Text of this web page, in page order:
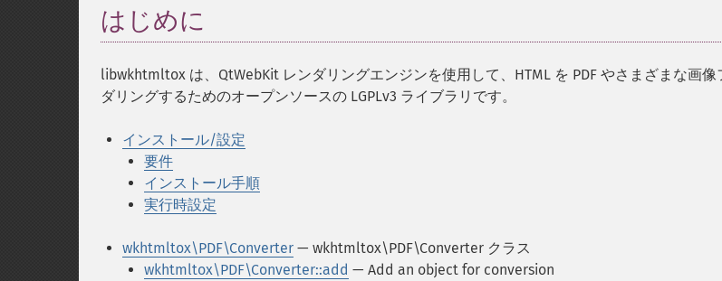
はじめに
libwkhtmltox は、QtWebKit レンダリングエンジンを使用して、HTML を PDF やさまざまな画
ダリングするためのオープンソースの LGPLv3 ライブラリです。
インストール/設定
要件
インストール手順
実行時設定
wkhtmltox\PDF\Converter — wkhtmltox\PDF\Converter クラス
wkhtmltox\PDF\Converter::add — Add an object for conversion